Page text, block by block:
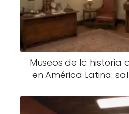
Museos de la historia
en América Latina: